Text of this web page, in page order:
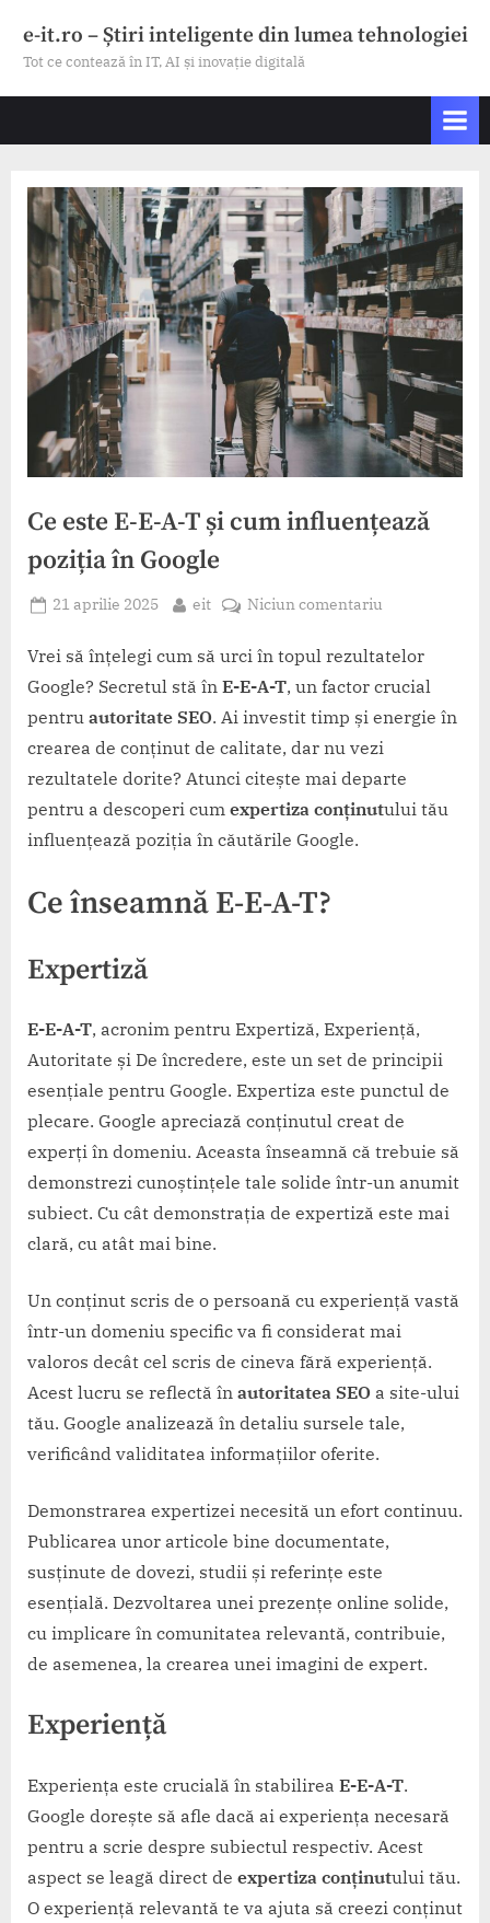
e-it.ro – Știri inteligente din lumea tehnologiei
Tot ce contează în IT, AI și inovație digitală
Ce este E-E-A-T și cum influențează
poziția în Google
Posted
21 aprilie 2025 By
eit Niciun comentariu
este
A-
T
și
cum
Vrei să înțelegi cum să urci în topul rezultatelor
Google? Secretul stă în E-E-A-T, un factor crucial
pentru autoritate SEO. Ai investit timp și energie în
crearea de conținut de calitate, dar nu vezi
rezultatele dorite? Atunci citește mai departe
pentru a descoperi cum expertiza conținutului tău
influențează poziția în căutările Google.
Ce înseamnă E-E-A-T?
Expertiză
E-E-A-T, acronim pentru Expertiză, Experiență,
Autoritate și De încredere, este un set de principii
esențiale pentru Google. Expertiza este punctul de
plecare. Google apreciază conținutul creat de
experți în domeniu. Aceasta înseamnă că trebuie să
demonstrezi cunoștințele tale solide într-un anumit
subiect. Cu cât demonstrația de expertiză este mai
clară, cu atât mai bine.
Un conținut scris de o persoană cu experiență vastă
într-un domeniu specific va fi considerat mai
valoros decât cel scris de cineva fără experiență.
Acest lucru se reflectă în autoritatea SEO a site-ului
tău. Google analizează în detaliu sursele tale,
verificând validitatea informațiilor oferite.
Demonstrarea expertizei necesită un efort continuu.
Publicarea unor articole bine documentate,
susținute de dovezi, studii și referințe este
esențială. Dezvoltarea unei prezențe online solide,
cu implicare în comunitatea relevantă, contribuie,
de asemenea, la crearea unei imagini de expert.
Experiență
Experiența este crucială în stabilirea E-E-A-T.
Google dorește să afle dacă ai experiența necesară
pentru a scrie despre subiectul respectiv. Acest
aspect se leagă direct de expertiza conținutului tău.
O experiență relevantă te va ajuta să creezi conținut